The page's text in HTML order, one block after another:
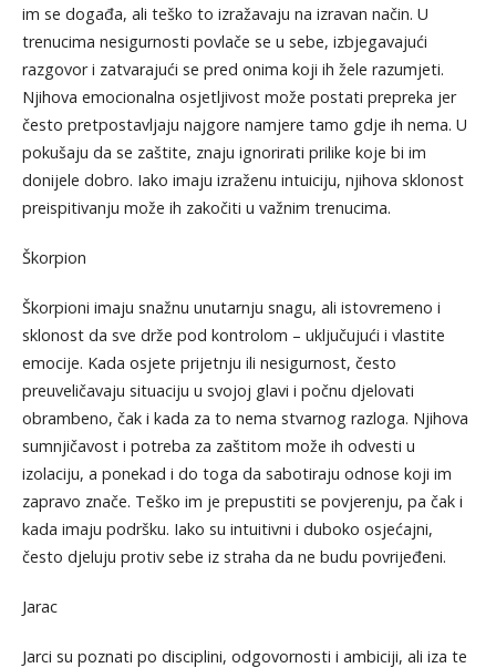
im se događa, ali teško to izražavaju na izravan način. U
trenucima nesigurnosti povlače se u sebe, izbjegavajući
razgovor i zatvarajući se pred onima koji ih žele razumjeti.
Njihova emocionalna osjetljivost može postati prepreka jer
često pretpostavljaju najgore namjere tamo gdje ih nema. U
pokušaju da se zaštite, znaju ignorirati prilike koje bi im
donijele dobro. Iako imaju izraženu intuiciju, njihova sklonost
preispitivanju može ih zakočiti u važnim trenucima.
Škorpion
Škorpioni imaju snažnu unutarnju snagu, ali istovremeno i
sklonost da sve drže pod kontrolom – uključujući i vlastite
emocije. Kada osjete prijetnju ili nesigurnost, često
preuveličavaju situaciju u svojoj glavi i počnu djelovati
obrambeno, čak i kada za to nema stvarnog razloga. Njihova
sumnjičavost i potreba za zaštitom može ih odvesti u
izolaciju, a ponekad i do toga da sabotiraju odnose koji im
zapravo znače. Teško im je prepustiti se povjerenju, pa čak i
kada imaju podršku. Iako su intuitivni i duboko osjećajni,
često djeluju protiv sebe iz straha da ne budu povrijeđeni.
Jarac
Jarci su poznati po disciplini, odgovornosti i ambiciji, ali iza te